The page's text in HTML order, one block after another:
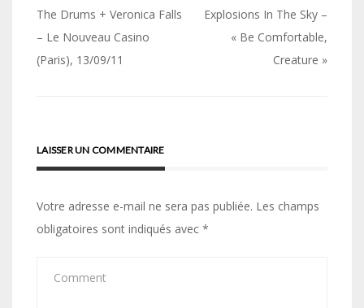
Navigation
de
l’article
The Drums + Veronica Falls
– Le Nouveau Casino
(Paris), 13/09/11
Explosions In The Sky –
« Be Comfortable,
Creature »
LAISSER UN COMMENTAIRE
Votre adresse e-mail ne sera pas publiée. Les champs
obligatoires sont indiqués avec *